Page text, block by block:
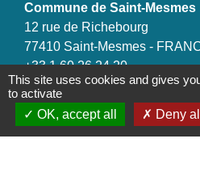
Commune de Saint-Mesmes
12 rue de Richebourg
77410 Saint-Mesmes -
+33 1 60 26 24 20
Liens
This site uses cookies and gives
to activate
OK, accept all
Deny